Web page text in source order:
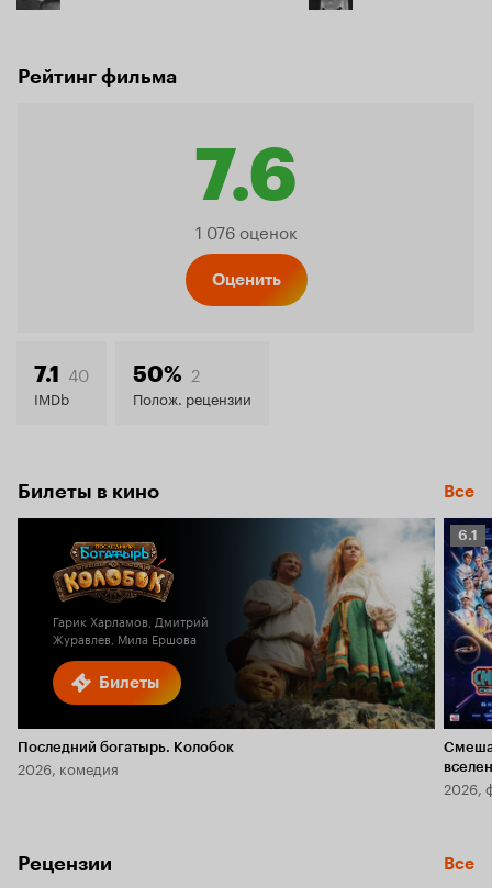
Рейтинг фильма
7.6
Рейтинг
7.6
1 076 оценок
Оценить
7.1 40
IMDb
50% 2
Полож. рецензии
Билеты в кино Все
Билеты
Гарик Харламов, Дмитрий
Журавлев, Мила Ершова
Последний богатырь. Колобок
2026, комедия
6.1
6.1
2026,
Рецензии Все